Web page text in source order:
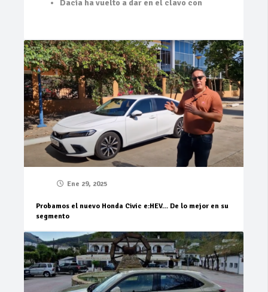
Dacia ha vuelto a dar en el clavo con
Ene 29, 2025
Probamos el nuevo Honda Civic e:HEV… De lo mejor en su
segmento